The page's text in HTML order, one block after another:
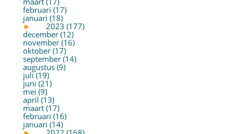
februari (17)
januari (18)
►
2023 (177)
december (12)
november (16)
oktober (17)
september (14)
augustus (9)
juli (19)
juni (21)
mei (9)
april (13)
maart (17)
februari (16)
januari (14)